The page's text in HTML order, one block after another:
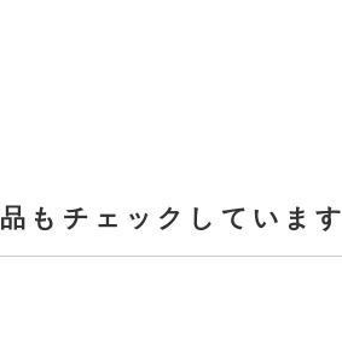
もチェックしています